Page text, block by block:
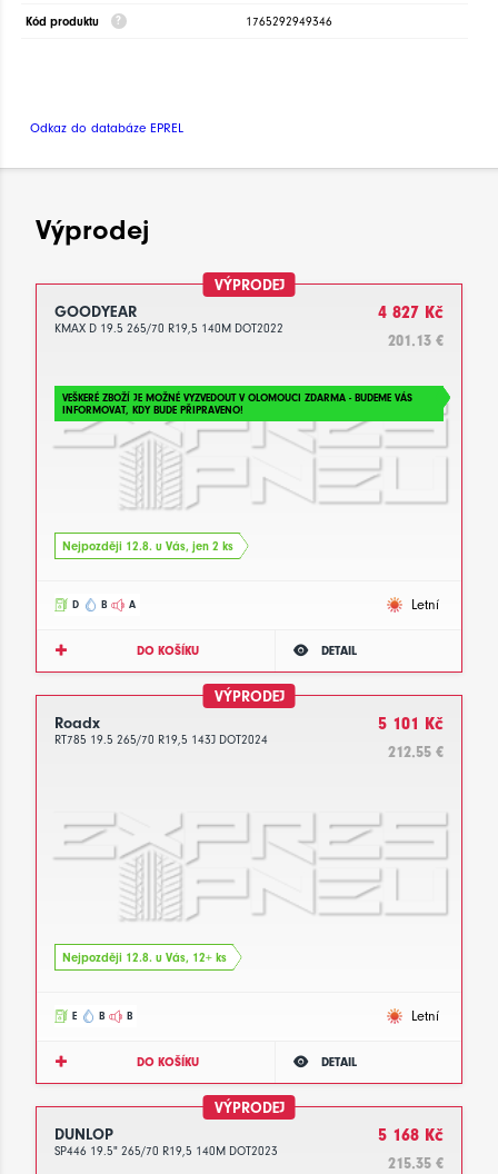
Kód produktu 1765292949346
Odkaz do databáze EPREL
Výprodej
VÝPRODEJ
GOODYEAR
KMAX D 19.5 265/70 R19,5 140M DOT2022
4 827 Kč
201.13 €
VEŠKERÉ ZBOŽÍ JE MOŽNÉ VYZVEDOUT V OLOMOUCI ZDARMA - BUDEME VÁS
INFORMOVAT, KDY BUDE PŘIPRAVENO!
Nejpozději 12.8. u Vás, jen 2 ks
D B A Letní
DO KOŠÍKU DETAIL
VÝPRODEJ
Roadx
RT785 19.5 265/70 R19,5 143J DOT2024
5 101 Kč
212.55 €
Nejpozději 12.8. u Vás, 12+ ks
E B B Letní
DO KOŠÍKU DETAIL
VÝPRODEJ
DUNLOP
SP446 19.5" 265/70 R19,5 140M DOT2023
5 168 Kč
215.35 €